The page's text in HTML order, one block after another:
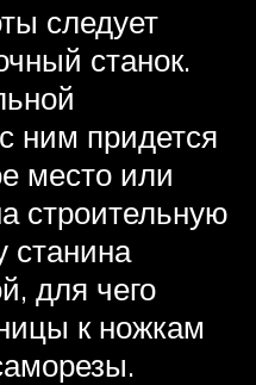
следует
станок.
ним придется
место или
строительную
станина
для чего
к ножкам